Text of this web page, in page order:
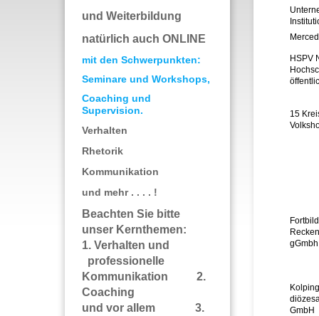
und Weiterbildung
natürlich auch ONLINE
mit den Schwerpunkten:
Seminare und Workshops,
Coaching und
Supervision.
Verhalten
Rhetorik
Kommunikation
und mehr . . . . !
Beachten Sie bitte
unser Kernthemen:
1. Verhalten und
professionelle
Kommunikation 2.
Coaching
und vor allem 3.
HSPV
15
GmbH